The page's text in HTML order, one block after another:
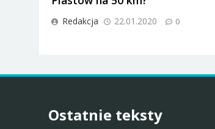
Redakcja 22.01.2020 0
Ostatnie teksty